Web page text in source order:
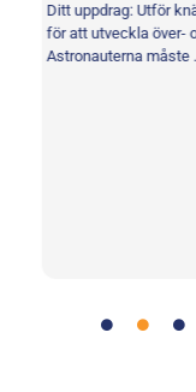
Ditt uppdrag: Utför
för att utveckla över-
Astronauterna måste